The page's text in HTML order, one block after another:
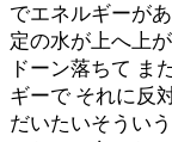
でエネルギーが
定の水が上へ上
ドーン落ちて ま
ギーで それに反
だいたいそうい